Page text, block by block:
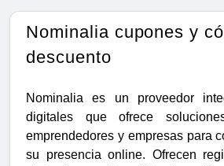
Nominalia cupones y
descuento
Nominalia es un proveedor
digitales que ofrece
emprendedores y empresas para
su presencia online. Ofrecen